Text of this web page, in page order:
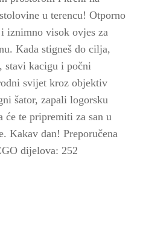
u terencu! Otporno
iznimno visok ovjes za
Kada stigneš do cilja,
stavi kacigu i počni
svijet kroz objektiv
šator, zapali logorsku
će te pripremiti za san u
Kakav dan! Preporučena
dijelova: 252